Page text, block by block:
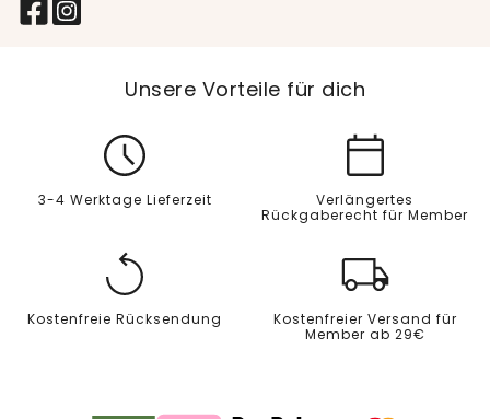
Unsere Vorteile für dich
3-4 Werktage Lieferzeit
Verlängertes
Rückgaberecht für Member
Kostenfreie Rücksendung
Kostenfreier Versand für
Member ab 29€